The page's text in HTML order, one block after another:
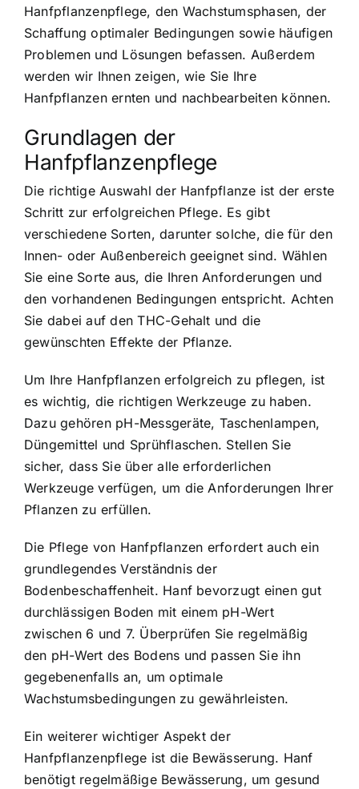
Hanfpflanzenpflege, den Wachstumsphasen, der
Schaffung optimaler Bedingungen sowie häufigen
Problemen und Lösungen befassen. Außerdem
werden wir Ihnen zeigen, wie Sie Ihre
Hanfpflanzen ernten und nachbearbeiten können.
Grundlagen der
Hanfpflanzenpflege
Die richtige Auswahl der Hanfpflanze ist der erste
Schritt zur erfolgreichen Pflege. Es gibt
verschiedene Sorten, darunter solche, die für den
Innen- oder Außenbereich geeignet sind. Wählen
Sie eine Sorte aus, die Ihren Anforderungen und
den vorhandenen Bedingungen entspricht. Achten
Sie dabei auf den THC-Gehalt und die
gewünschten Effekte der Pflanze.
Um Ihre Hanfpflanzen erfolgreich zu pflegen, ist
es wichtig, die richtigen Werkzeuge zu haben.
Dazu gehören pH-Messgeräte, Taschenlampen,
Düngemittel und Sprühflaschen. Stellen Sie
sicher, dass Sie über alle erforderlichen
Werkzeuge verfügen, um die Anforderungen Ihrer
Pflanzen zu erfüllen.
Die Pflege von Hanfpflanzen erfordert auch ein
grundlegendes Verständnis der
Bodenbeschaffenheit. Hanf bevorzugt einen gut
durchlässigen Boden mit einem pH-Wert
zwischen 6 und 7. Überprüfen Sie regelmäßig
den pH-Wert des Bodens und passen Sie ihn
gegebenenfalls an, um optimale
Wachstumsbedingungen zu gewährleisten.
Ein weiterer wichtiger Aspekt der
Hanfpflanzenpflege ist die Bewässerung. Hanf
benötigt regelmäßige Bewässerung, um gesund